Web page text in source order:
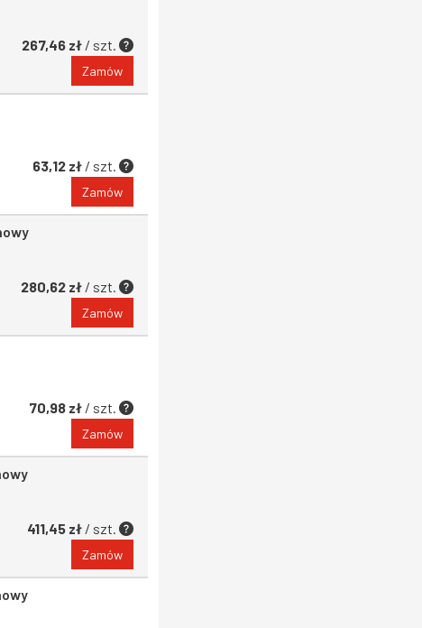
267,46 zł / szt.
Zamów
63,12 zł / szt.
Zamów
280,62 zł / szt.
Zamów
70,98 zł / szt.
Zamów
411,45 zł / szt.
Zamów